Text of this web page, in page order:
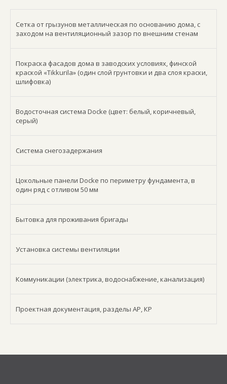
Сетка от грызунов металлическая по основанию дома, с
заходом на вентиляционный зазор по внешним стенам
Покраска фасадов дома в заводских условиях, финской
краской «Tikkurila» (один слой грунтовки и два слоя краски,
шлифовка)
Водосточная система Docke (цвет: белый, коричневый,
серый)
Система снегозадержания
Цокольные панели Docke по периметру фундамента, в
один ряд с отливом 50 мм
Бытовка для проживания бригады
Установка системы вентиляции
Коммуникации (электрика, водоснабжение, канализация)
Проектная документация, разделы АР, КР